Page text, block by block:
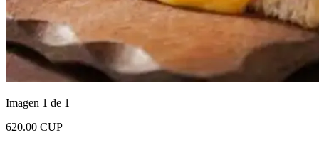
Imagen 1 de 1
620.00 CUP